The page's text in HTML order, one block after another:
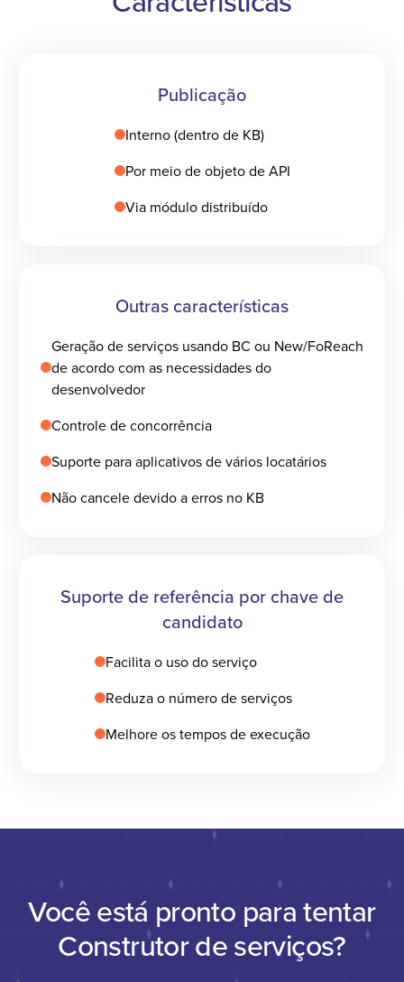
Publicação
Interno (dentro de KB)
Por meio de objeto de API
Via módulo distribuído
Outras características
Geração de serviços usando BC ou New/FoReach
de acordo com as necessidades do
desenvolvedor
Controle de concorrência
Suporte para aplicativos de vários locatários
Não cancele devido a erros no KB
Suporte de referência por chave de
candidato
Facilita o uso do serviço
Reduza o número de serviços
Melhore os tempos de execução
Você está pronto para tentar
Construtor de serviços?